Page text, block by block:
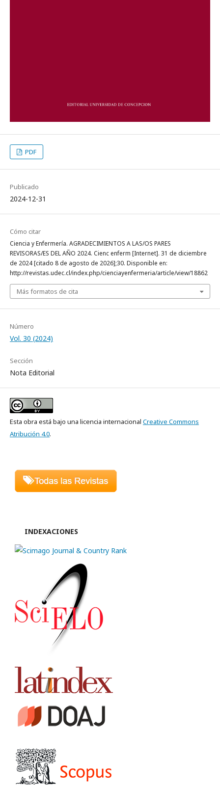
PDF
Publicado
2024-12-31
Cómo citar
Ciencia y Enfermería. AGRADECIMIENTOS A LAS/OS PARES
REVISORAS/ES DEL AÑO 2024. Cienc enferm [Internet]. 31 de diciembre
de 2024 [citado 8 de agosto de 2026];30. Disponible en:
http://revistas.udec.cl/index.php/cienciayenfermeria/article/view/18862
Más formatos de cita
Número
Vol. 30 (2024)
Sección
Nota Editorial
Esta obra está bajo una licencia internacional Creative Commons
Atribución 4.0.
INDEXACIONES